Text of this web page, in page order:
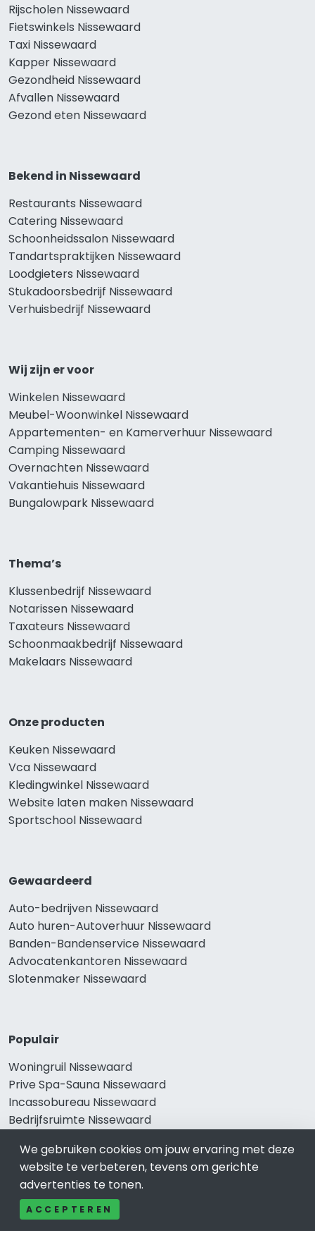
Rijscholen Nissewaard
Fietswinkels Nissewaard
Taxi Nissewaard
Kapper Nissewaard
Gezondheid Nissewaard
Afvallen Nissewaard
Gezond eten Nissewaard
Bekend in Nissewaard
Restaurants Nissewaard
Catering Nissewaard
Schoonheidssalon Nissewaard
Tandartspraktijken Nissewaard
Loodgieters Nissewaard
Stukadoorsbedrijf Nissewaard
Verhuisbedrijf Nissewaard
Wij zijn er voor
Winkelen Nissewaard
Meubel-Woonwinkel Nissewaard
Appartementen- en Kamerverhuur Nissewaard
Camping Nissewaard
Overnachten Nissewaard
Vakantiehuis Nissewaard
Bungalowpark Nissewaard
Thema’s
Klussenbedrijf Nissewaard
Notarissen Nissewaard
Taxateurs Nissewaard
Schoonmaakbedrijf Nissewaard
Makelaars Nissewaard
Onze producten
Keuken Nissewaard
Vca Nissewaard
Kledingwinkel Nissewaard
Website laten maken Nissewaard
Sportschool Nissewaard
Gewaardeerd
Auto-bedrijven Nissewaard
Auto huren-Autoverhuur Nissewaard
Banden-Bandenservice Nissewaard
Advocatenkantoren Nissewaard
Slotenmaker Nissewaard
Populair
Woningruil Nissewaard
Prive Spa-Sauna Nissewaard
Incassobureau Nissewaard
Bedrijfsruimte Nissewaard
We gebruiken cookies om jouw ervaring met deze
website te verbeteren, tevens om gerichte
advertenties te tonen.
ACCEPTEREN